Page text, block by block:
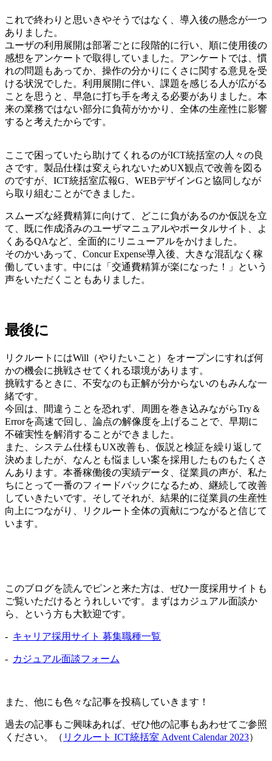
これで終わりと思いきやそうではなく、導入後の懸念が一つ
ありました。
ユーザの利用展開は部署ごとに段階的に行い、順に使用後の
感想をアンケートで取得していました。アンケートでは、慣
れの問題もあってか、操作の分かりにくさに関する意見を受
ける状況でした。利用展開に伴い、課題を感じる人が広がる
ことを思うと、早急に打ち手を考える必要がありました。本
来の業務ではない部分に負荷がかかり、全体の生産性に影響
すると考えたからです。
ここで困っていたら助けてくれるのがICT統括室の人々の良
さです。製品仕様は変えられないためUX観点で改善を図る
のですが、ICT統括室広報G、WEBデザインGと協同しなが
ら取り組むことができました。
スムーズな経費精算に向けて、どこに負があるのか仮説を立
て、既に作成済みのユーザマニュアルやポータルサイト、よ
くあるQAなど、全面的にリニューアルをかけました。
そのかいあって、Concur Expense導入後、大きな混乱なく稼
働しています。中には「交通費精算が楽になった！」という
声をいただくこともありました。
最後に
リクルートにはWill（やりたいこと）をオープンにすれば何
かの機会に挑戦させてくれる環境があります。
挑戦するときに、不安なのも正解が分からないのもみんな一
緒です。
今回は、間違うことを恐れず、周囲を巻き込みながらTry＆
Errorを高速で回し、論点の解像度を上げることで、早期に
不確実性を解消することができました。
また、システム仕様もUX改善も、仮説と検証を繰り返して
決めましたが、なんとも悩ましい案を採用したものもたくさ
んあります。本番稼働後の実績データ、従業員の声が、私た
ちにとって一番のフィードバックになるため、継続して改善
していきたいです。そしてそれが、結果的に従業員の生産性
向上につながり、リクルート全体の貢献につながると信じて
います。
このブログを読んでピンと来た方は、ぜひ一度採用サイトも
ご覧いただけるとうれしいです。まずはカジュアル面談か
ら、という方も大歓迎です。
- キャリア採用サイト 募集職種一覧
- カジュアル面談フォーム
また、他にも色々な記事を投稿していきます！
過去の記事もご興味あれば、ぜひ他の記事もあわせてご参照
ください。（ リクルート ICT統括室 Advent Calendar 2023）